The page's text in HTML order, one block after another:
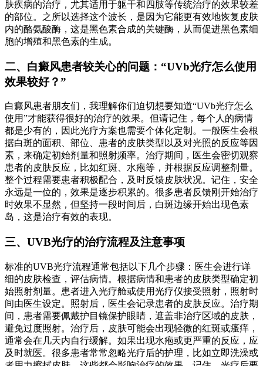
肤疾病的治疗，尤其适用于躯干和四肢等传统治疗的效果较差
的部位。之所以选择这个波长，是因为它能更有效地恢复皮肤
内的酪氨酸酶，这是黑色素合成的关键酶，从而促进黑色素细
胞的增殖和黑色素的生成。
二、白癜风患者较关心的问题：“UVb光疗怎么使用
效果较好？”
白癜风患者朋友们，我理解你们迫切想要知道“UVb光疗怎么
使用”才能获得很好的治疗的效果。但请记住，每个人的病情
都是少有的，因此光疗方案也需要个体化定制。一般医生会根
据白斑的面积、部位、患者的皮肤类型以及对光照的反应等因
素，来确定初始剂量和照射频率。治疗期间，医生会密切观察
患者的皮肤反应，比如红斑、水疱等，并根据反应调整剂量。
整个过程需要患者积极配合，及时反馈皮肤状况。记住，安全
永远是一位的，效果是逐步积累的。很多患者反馈刚开始治疗
时效果不显然，但坚持一段时间后，白斑边缘开始出现色素
岛，这是治疗有效的表现。
三、UVB光疗的治疗流程及注意事项
标准的UVB光疗流程通常包括以下几个步骤：医生会进行详
细的皮肤检查，评估病情。根据病情和患者的皮肤类型确定初
始照射剂量。患者进入光疗舱或使用光疗仪接受照射，照射时
间由医生设定。照射后，医生会记录患者的皮肤反应。治疗期
间，患者需要佩戴护目镜保护眼睛，遮盖非治疗区域的皮肤，
避免过度照射。治疗后，皮肤可能会出现轻微的红斑或瘙痒，
通常会在几天内自行缓解。如果出现水疱或更严重的反应，应
及时就医。很多患者常常忽略光疗后的护理，比如立即洗澡或